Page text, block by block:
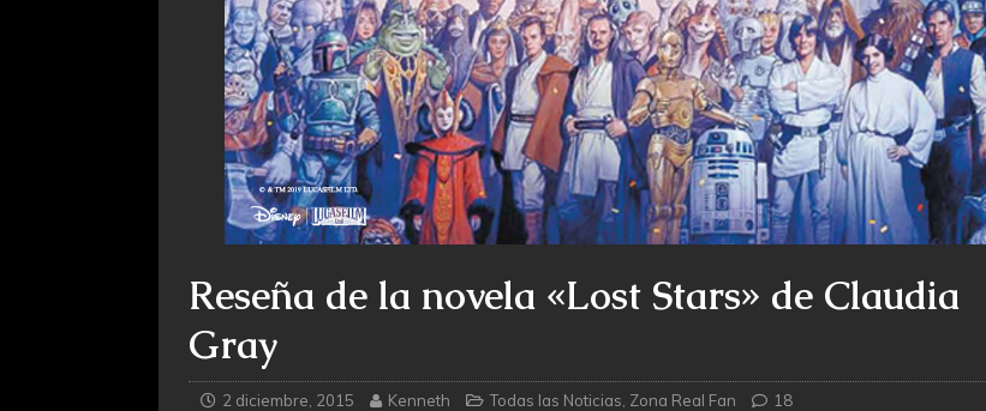
Reseña de la novela «Lost Stars» de Claudia
Gray
2 diciembre, 2015 Kenneth Todas las Noticias Zona Real Fan 18